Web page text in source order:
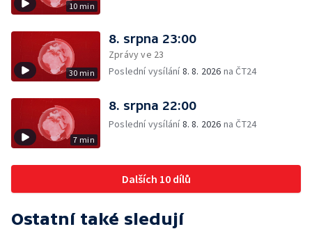
10 min
30 min
8. srpna 23:00
Zprávy ve 23
Poslední vysílání8. 8. 2026 na ČT24
7 min
8. srpna 22:00
Poslední vysílání8. 8. 2026 na ČT24
Dalších 10 dílů
Ostatní také sledují